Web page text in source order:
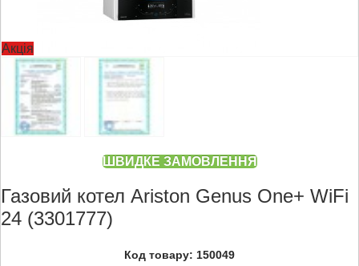
Акція
ШВИДКЕ ЗАМОВЛЕННЯ
Газовий котел Ariston Genus One+ WiFi
24 (3301777)
Код товару: 150049